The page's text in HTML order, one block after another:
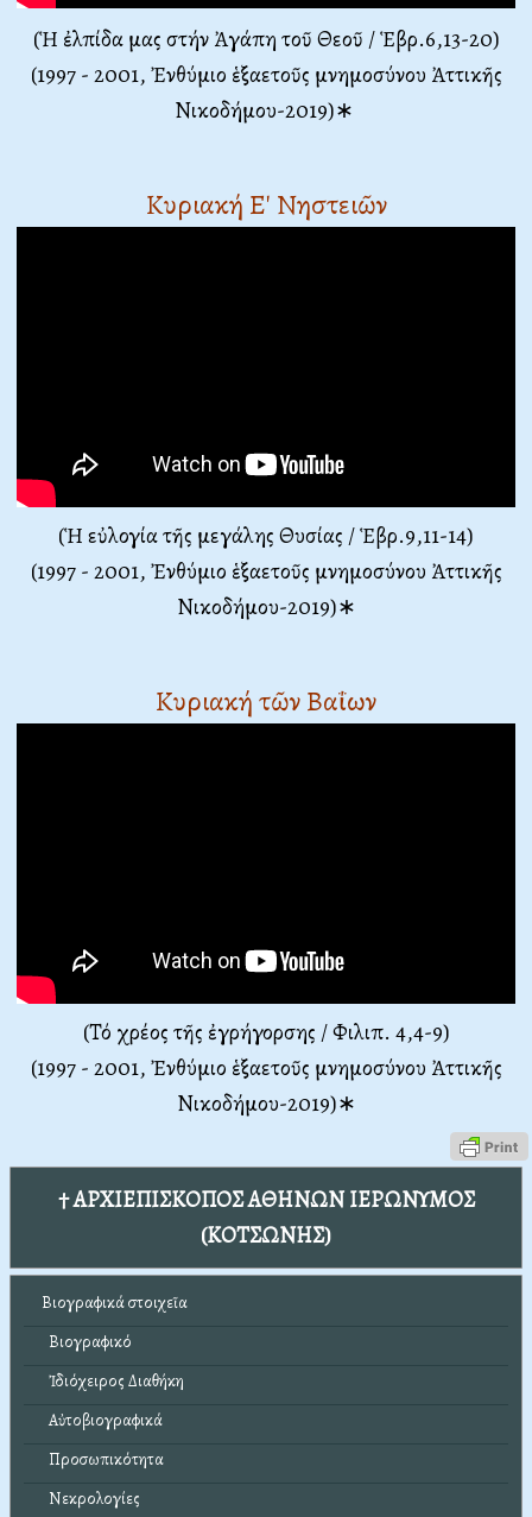
(Ἡ ἐλπίδα μας στήν Ἀγάπη τοῦ Θεοῦ / Ἑβρ.6,13-20)
(1997 - 2001, Ἐνθύμιο ἑξαετοῦς μνημοσύνου Ἀττικῆς
Νικοδήμου-2019)∗
Κυριακή Ε' Νηστειῶν
(Ἡ εὐλογία τῆς μεγάλης Θυσίας / Ἑβρ.9,11-14)
(1997 - 2001, Ἐνθύμιο ἑξαετοῦς μνημοσύνου Ἀττικῆς
Νικοδήμου-2019)∗
Κυριακή τῶν Βαΐων
(Τό χρέος τῆς ἐγρήγορσης / Φιλιπ. 4,4-9)
(1997 - 2001, Ἐνθύμιο ἑξαετοῦς μνημοσύνου Ἀττικῆς
Νικοδήμου-2019)∗
† ΑΡΧΙΕΠΙΣΚΟΠΟΣ ΑΘΗΝΩΝ ΙΕΡΩΝΥΜΟΣ
(ΚΟΤΣΩΝΗΣ)
Βιογραφικά στοιχεῖα
Βιογραφικό
Ἰδιόχειρος Διαθήκη
Αὐτοβιογραφικά
Προσωπικότητα
Νεκρολογίες